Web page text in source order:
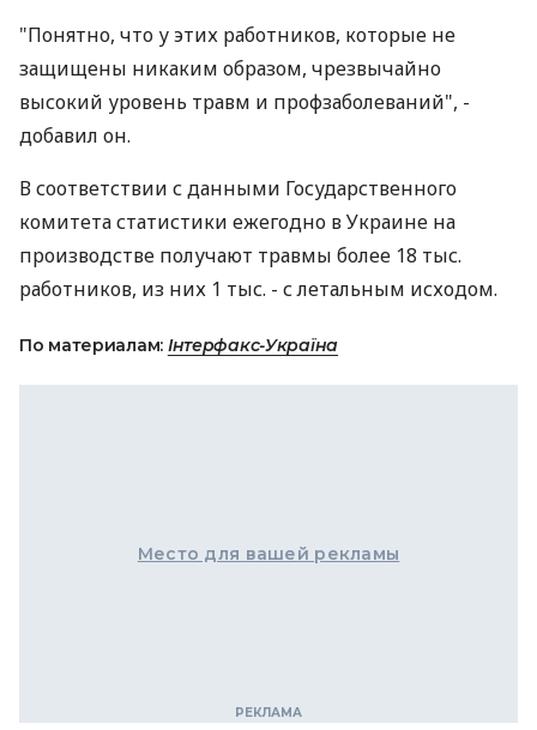
"Понятно, что у этих работников, которые не
защищены никаким образом, чрезвычайно
высокий уровень травм и профзаболеваний", -
добавил он.
В соответствии с данными Государственного
комитета статистики ежегодно в Украине на
производстве получают травмы более 18 тыс.
работников, из них 1 тыс. - с летальным исходом.
По материалам: Інтерфакс-Україна
Место для вашей рекламы